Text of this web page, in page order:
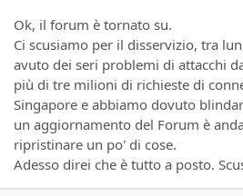
Ok, il forum è tornato su.
Ci scusiamo per il disservizio, tra
avuto dei seri problemi di attacchi
più di tre milioni di richieste di
Singapore e abbiamo dovuto
un aggiornamento del Forum è
ripristinare un po' di cose.
Adesso direi che è tutto a posto.